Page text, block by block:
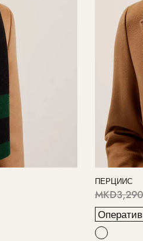
ПЕРЦИИС